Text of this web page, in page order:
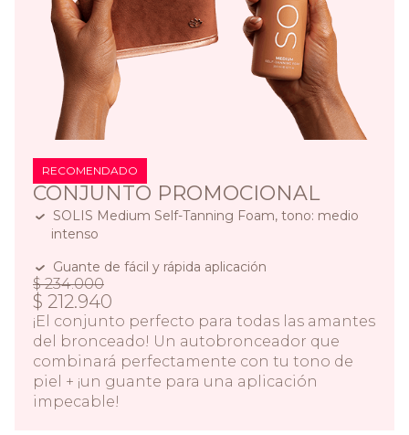
RECOMENDADO
CONJUNTO PROMOCIONAL
SOLIS Medium Self-Tanning Foam, tono: medio
intenso
Guante de fácil y rápida aplicación
$ 234.000
$ 212.940
¡El conjunto perfecto para todas las amantes
del bronceado! Un autobronceador que
combinará perfectamente con tu tono de
piel + ¡un guante para una aplicación
impecable!